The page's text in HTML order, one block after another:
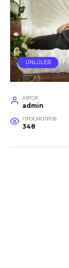
ÜNLÜLER
АВТОР
admin
ПРОСМОТРОВ
348